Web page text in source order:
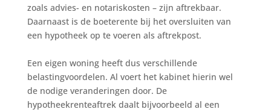
zoals advies- en notariskosten – zijn aftrekbaar.
Daarnaast is de boeterente bij het oversluiten van
een hypotheek op te voeren als aftrekpost.
Een eigen woning heeft dus verschillende
belastingvoordelen. Al voert het kabinet hierin wel
de nodige veranderingen door. De
hypotheekrenteaftrek daalt bijvoorbeeld al een